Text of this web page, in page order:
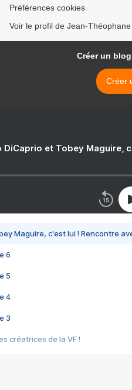
Préférences cookies
Voir le profil de Jean-
Créer un
Créer
DiCaprio et Tobey Maguire,
Maguire, c'est lui ! Rencontre
6
5
4
3
créatrices de la VF !